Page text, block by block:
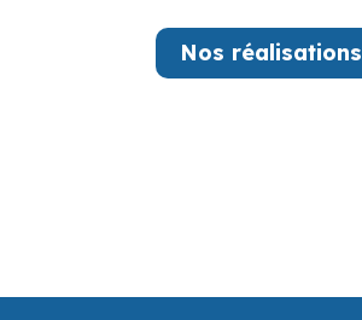
Nos réalisations